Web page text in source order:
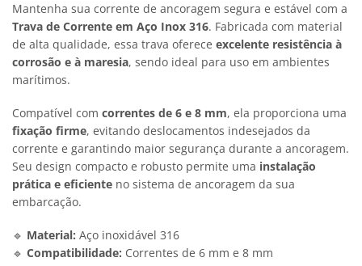
Mantenha sua corrente de ancoragem segura e estável com a
Trava de Corrente em Aço Inox 316. Fabricada com material
de alta qualidade, essa trava oferece excelente resistência à
corrosão e à maresia, sendo ideal para uso em ambientes
marítimos.
Compatível com correntes de 6 e 8 mm, ela proporciona uma
fixação firme, evitando deslocamentos indesejados da
corrente e garantindo maior segurança durante a ancoragem.
Seu design compacto e robusto permite uma instalação
prática e eficiente no sistema de ancoragem da sua
embarcação.
🔹 Material: Aço inoxidável 316
🔹 Compatibilidade: Correntes de 6 mm e 8 mm